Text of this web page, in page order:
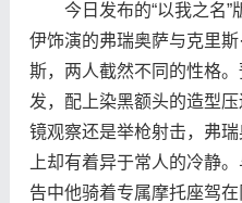
今日发布的“以我之名”
伊饰演的弗瑞奥萨与克里
斯，两人截然不同的性格
发，配上染黑额头的造型
镜观察还是举枪射击，弗
上却有着异于常人的冷静
告中他骑着专属摩托座驾